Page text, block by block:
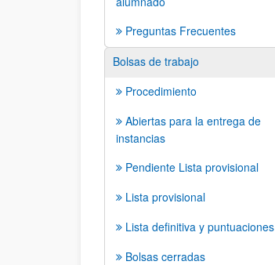
Preguntas Frecuentes
Bolsas de trabajo
Procedimiento
Abiertas para la entrega de
instancias
Pendiente Lista provisional
Lista provisional
Lista definitiva y puntuaciones
Bolsas cerradas